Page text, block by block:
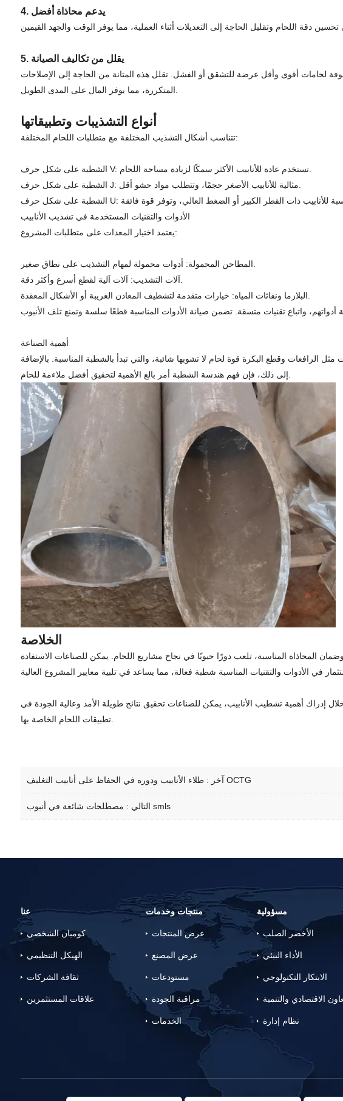
4. يدعم محاذاة أفضل
5. يقلل من تكاليف الصيانة
لحامات أقوى وأقل عرضة للتشقق أو الفشل. تقلل هذه المتانة من الحاجة إلى الإصلاحات
أنواع التشذيبات وتطبيقاتها
تتناسب أشكال التشذيب المختلفة مع متطلبات اللحام المختلفة:
الشطبة على شكل حرف V: تستخدم عادة للأنابيب الأكثر سمكًا لزيادة مساحة اللحام.
الأدوات والتقنيات المستخدمة في تشذيب الأنابيب
يعتمد اختيار المعدات على متطلبات المشروع:
أهمية الصناعة
الرافعات وقطع البكرة قوة لحام لا تشوبها شائبة، والتي تبدأ بالشطبة المناسبة. بالإضافة
الخلاصة
المحاذاة المناسبة، تلعب دورًا حيويًا في نجاح مشاريع اللحام. يمكن للصناعات الاستفادة
أهمية تشطيب الأنابيب، يمكن للصناعات تحقيق نتائج طويلة الأمد وعالية الجودة في
تطبيقات اللحام الخاصة بها.
آخر : طلاء الأنابيب ودوره في الحفاظ على أنابيب التغليف OCTG
التالي : مصطلحات شائعة في أنبوب smls
عنا
كومبان الشخصي
الهيكل التنظيمي
ثقافة الشركات
علاقات المستثمرين
منتجات وخدمات
عرض المنتجات
عرض المصنع
مستودعات
مراقبة الجودة
الخدمات
مسؤولية
الأخضر الصلب
الأداء البيئي
الابتكار التكنولوجي
الاقتصادي والتنمية
نظام إدارة